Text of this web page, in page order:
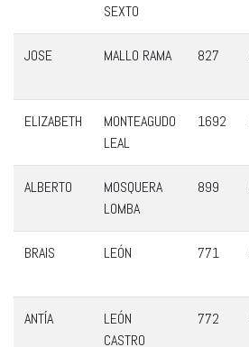
SEXTO
JOSE MALLO RAMA 827
ELIZABETH
MONTEAGUDO
LEAL
1692
ALBERTO
MOSQUERA
LOMBA
899
BRAIS LEÓN 771
ANTÍA
LEÓN
CASTRO
772